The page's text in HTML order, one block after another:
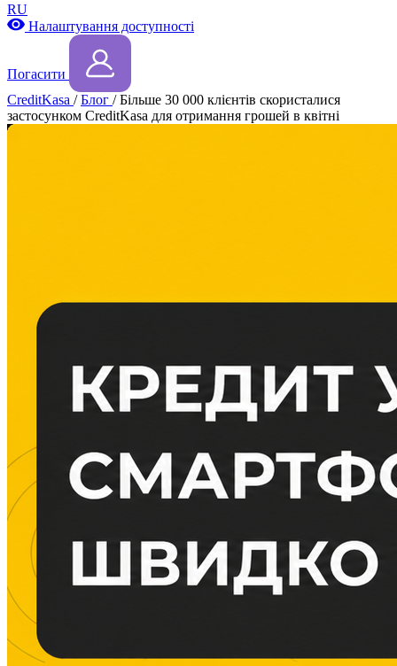
RU
Налаштування доступності
Погасити
CreditKasa / Блог / Більше 30 000 клієнтів скористалися
застосунком CreditKasa для отримання грошей в квітні